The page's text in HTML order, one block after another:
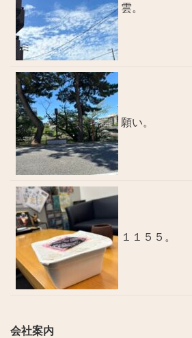
雲。
願い。
１１５５。
会社案内